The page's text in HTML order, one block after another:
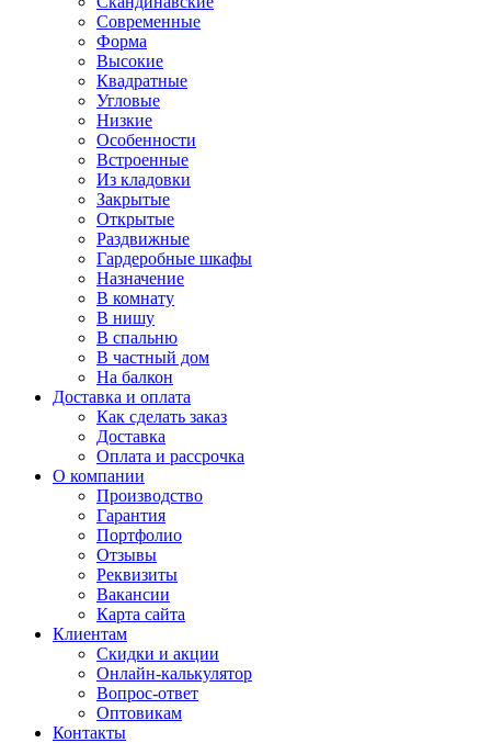
Современные
Форма
Высокие
Квадратные
Угловые
Низкие
Особенности
Встроенные
Из кладовки
Закрытые
Открытые
Раздвижные
Гардеробные шкафы
Назначение
В комнату
В нишу
В спальню
В частный дом
На балкон
Доставка и оплата
Как сделать заказ
Доставка
Оплата и рассрочка
О компании
Производство
Гарантия
Портфолио
Отзывы
Реквизиты
Вакансии
Карта сайта
Клиентам
Скидки и акции
Онлайн-калькулятор
Вопрос-ответ
Оптовикам
Контакты